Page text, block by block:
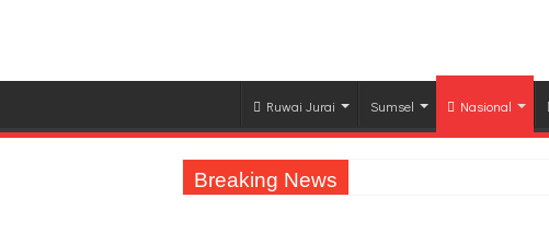
Ruwai Jurai Sumsel Nasional
Breaking News
Jasa Raharja Serahkan Santunan kepada Ahli